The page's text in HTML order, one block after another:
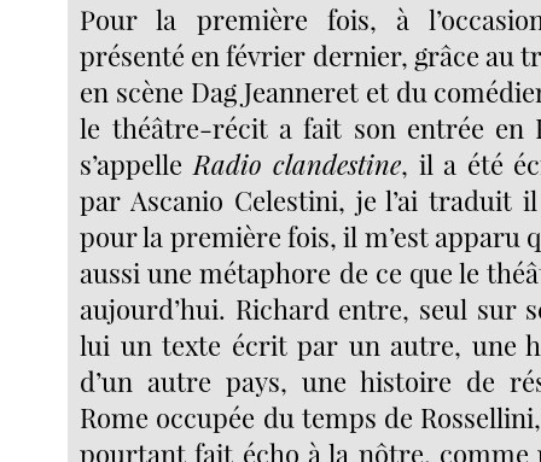
Pour la première fois, à
présenté en février dernier, grâce au
en scène Dag Jeanneret et du
le théâtre-récit a fait son entrée en
s’appelle Radio clandestine, il a été
par Ascanio Celestini, je l’ai traduit
pour la première fois, il m’est apparu
aussi une métaphore de ce que le
aujourd’hui. Richard entre, seul sur
lui un texte écrit par un autre, une
d’un autre pays, une histoire de
Rome occupée du temps de
pourtant fait écho à la nôtre,